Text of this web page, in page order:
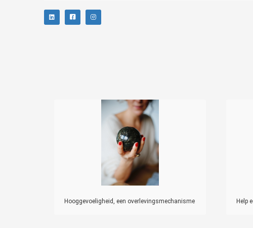
Hooggevoeligheid, een overlevingsmechanisme Help